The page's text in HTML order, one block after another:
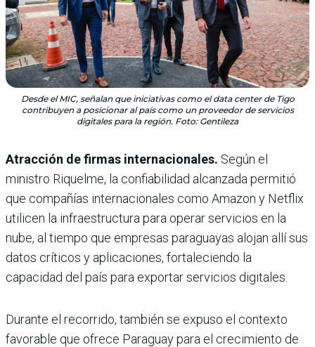
Desde el MIC, señalan que iniciativas como el data center de Tigo
contribuyen a posicionar al país como un proveedor de servicios
digitales para la región. Foto: Gentileza
Atracción de firmas internacionales. Según el
ministro Riquelme, la confiabilidad alcanzada permitió
que compañías internacionales como Amazon y Netflix
utilicen la infraestructura para operar servicios en la
nube, al tiempo que empresas paraguayas alojan allí sus
datos críticos y aplicaciones, fortaleciendo la
capacidad del país para exportar servicios digitales.
Durante el recorrido, también se expuso el contexto
favorable que ofrece Paraguay para el crecimiento de